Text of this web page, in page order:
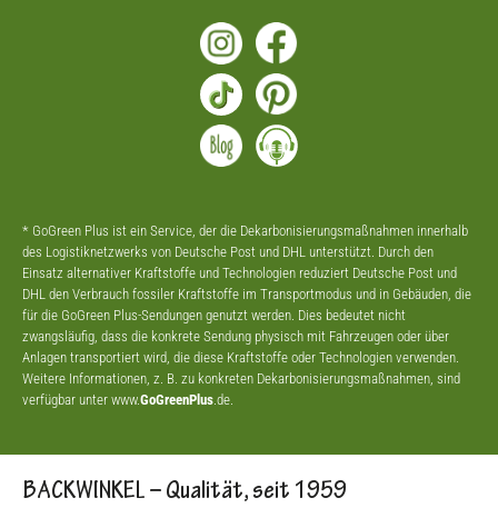
* GoGreen Plus ist ein Service, der die Dekarbonisierungsmaßnahmen innerhalb
des Logistiknetzwerks von Deutsche Post und DHL unterstützt. Durch den
Einsatz alternativer Kraftstoffe und Technologien reduziert Deutsche Post und
DHL den Verbrauch fossiler Kraftstoffe im Transportmodus und in Gebäuden, die
für die GoGreen Plus-Sendungen genutzt werden. Dies bedeutet nicht
zwangsläufig, dass die konkrete Sendung physisch mit Fahrzeugen oder über
Anlagen transportiert wird, die diese Kraftstoffe oder Technologien verwenden.
Weitere Informationen, z. B. zu konkreten Dekarbonisierungsmaßnahmen, sind
verfügbar unter www.GoGreenPlus .de.
BACKWINKEL – Qualität, seit 1959